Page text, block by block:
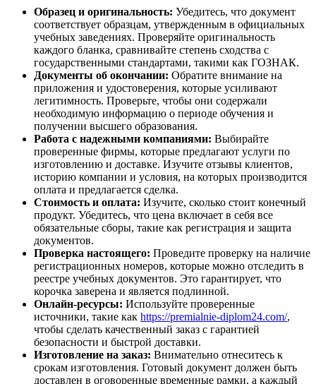
Образец и оригинальность: Убедитесь, что документ
соответствует образцам, утвержденным в официальных
учебных заведениях. Проверяйте оригинальность
каждого бланка, сравнивайте степень сходства с
государственными стандартами, такими как ГОЗНАК.
Документы об окончании: Обратите внимание на
приложения и удостоверения, которые усиливают
легитимность. Проверьте, чтобы они содержали
необходимую информацию о периоде обучения и
получении высшего образования.
Работа с надежными компаниями: Выбирайте
проверенные фирмы, которые предлагают услуги по
изготовлению и доставке. Изучите отзывы клиентов,
историю компании и условия, на которых производится
оплата и предлагается сделка.
Стоимость и оплата: Изучите, сколько стоит конечный
продукт. Убедитесь, что цена включает в себя все
обязательные сборы, такие как регистрация и защита
документов.
Проверка настоящего: Проведите проверку на наличие
регистрационных номеров, которые можно отследить в
реестре учебных документов. Это гарантирует, что
корочка заверена и является подлинной.
Онлайн-ресурсы: Используйте проверенные
источники, такие как https://premialnie-diplom24.com/,
чтобы сделать качественный заказ с гарантией
безопасности и быстрой доставки.
Изготовление на заказ: Внимательно отнеситесь к
срокам изготовления. Готовый документ должен быть
доставлен в оговоренные временные рамки, а каждый